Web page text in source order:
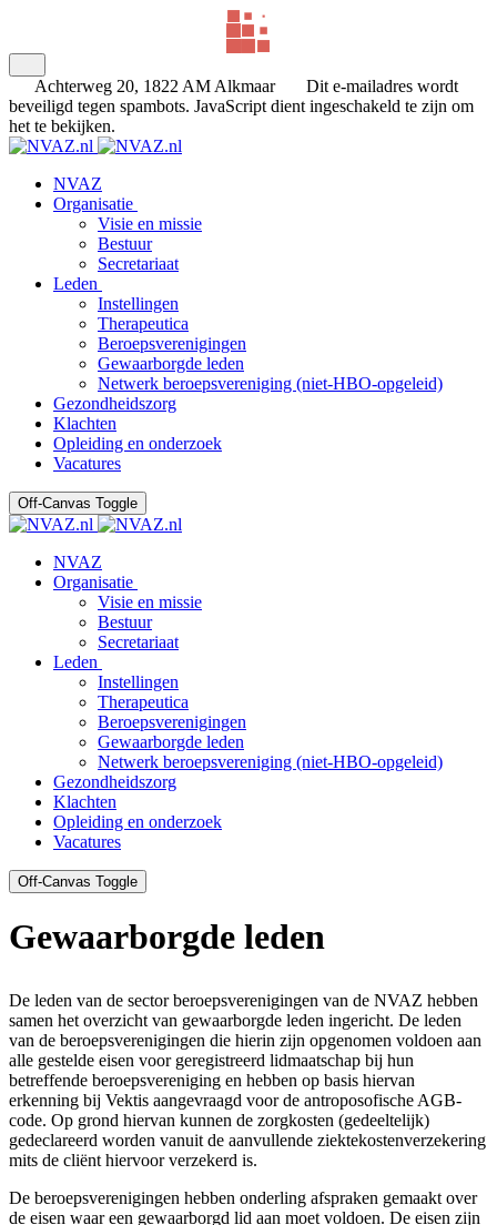
Achterweg 20, 1822 AM Alkmaar
Dit e-mailadres wordt
beveiligd tegen spambots. JavaScript dient ingeschakeld te zijn om
het te bekijken.
NVAZ
Organisatie
Visie en missie
Bestuur
Secretariaat
Leden
Instellingen
Therapeutica
Beroepsverenigingen
Gewaarborgde leden
Netwerk beroepsvereniging (niet-HBO-opgeleid)
Gezondheidszorg
Klachten
Opleiding en onderzoek
Vacatures
Off-Canvas Toggle
NVAZ
Organisatie
Visie en missie
Bestuur
Secretariaat
Leden
Instellingen
Therapeutica
Beroepsverenigingen
Gewaarborgde leden
Netwerk beroepsvereniging (niet-HBO-opgeleid)
Gezondheidszorg
Klachten
Opleiding en onderzoek
Vacatures
Off-Canvas Toggle
Gewaarborgde leden
De leden van de sector beroepsverenigingen van de NVAZ hebben
samen het overzicht van gewaarborgde leden ingericht. De leden
van de beroepsverenigingen die hierin zijn opgenomen voldoen aan
alle gestelde eisen voor geregistreerd lidmaatschap bij hun
betreffende beroepsvereniging en hebben op basis hiervan
erkenning bij Vektis aangevraagd voor de antroposofische AGB-
code. Op grond hiervan kunnen de zorgkosten (gedeeltelijk)
gedeclareerd worden vanuit de aanvullende ziektekostenverzekering
mits de cliënt hiervoor verzekerd is.
De beroepsverenigingen hebben onderling afspraken gemaakt over
de eisen waar een gewaarborgd lid aan moet voldoen. De eisen zijn